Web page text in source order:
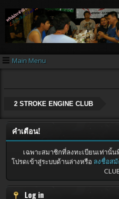
Main Menu
2 STROKE ENGINE CLUB
คำเตือน!
เฉพาะสมาชิกที่ลงทะเบียนเท่านั้
โปรดเข้าสู่ระบบด้านล่างหรือ ลงชื่อส
Log in